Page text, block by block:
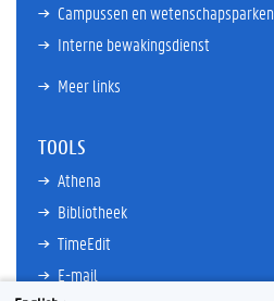
Campussen en wetenschapsparken
Interne bewakingsdienst
Meer links
TOOLS
Athena
Bibliotheek
TimeEdit
E-mail